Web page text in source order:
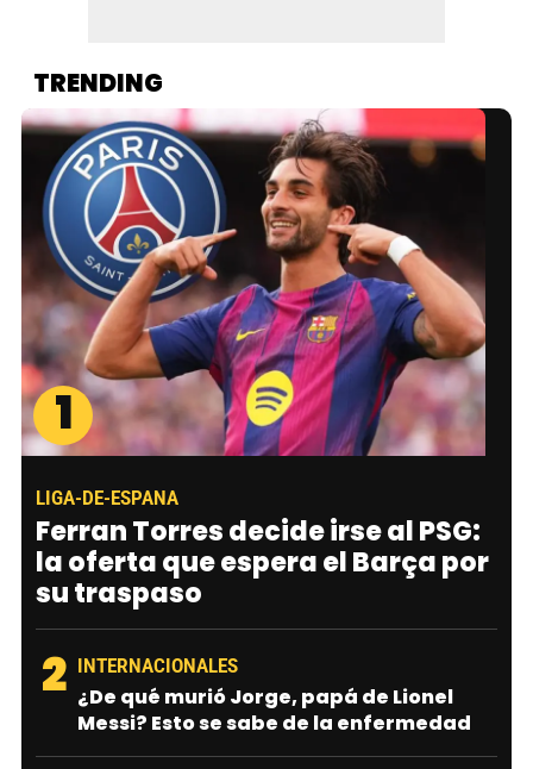
TRENDING
1
LIGA-DE-ESPANA
Ferran Torres decide irse al PSG:
la oferta que espera el Barça por
su traspaso
2 INTERNACIONALES
¿De qué murió Jorge, papá de Lionel
Messi? Esto se sabe de la enfermedad